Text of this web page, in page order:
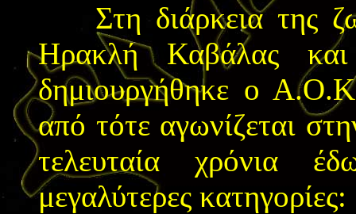
Στη διάρκεια της
Ηρακλή Καβάλας
δημιουργήθηκε ο
από τότε αγωνίζεται
τελευταία χρόνια
μεγαλύτερες κατηγορίες: